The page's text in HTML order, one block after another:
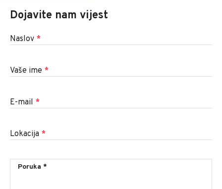
Dojavite nam vijest
Naslov *
Vaše ime *
E-mail *
Lokacija *